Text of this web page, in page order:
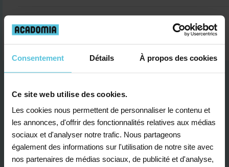
Consentement Détails À propos des cookies
Ce site web utilise des cookies.
Les cookies nous permettent de personnaliser le contenu et
les annonces, d'offrir des fonctionnalités relatives aux médias
sociaux et d'analyser notre trafic. Nous partageons
également des informations sur l'utilisation de notre site avec
nos partenaires de médias sociaux, de publicité et d'analyse,
Je contacte un conseiller